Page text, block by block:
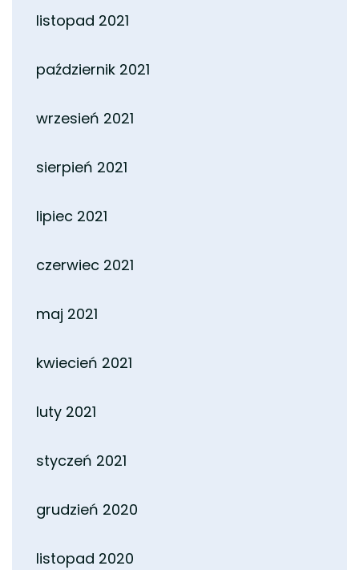
listopad 2021
październik 2021
wrzesień 2021
sierpień 2021
lipiec 2021
czerwiec 2021
maj 2021
kwiecień 2021
luty 2021
styczeń 2021
grudzień 2020
listopad 2020